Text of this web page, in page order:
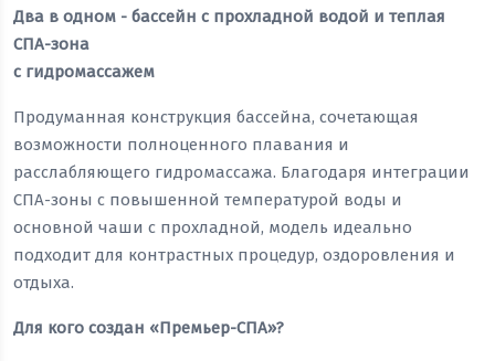
Два в одном - бассейн с прохладной водой и теплая
СПА-зона
с гидромассажем
Продуманная конструкция бассейна, сочетающая
возможности полноценного плавания и
расслабляющего гидромассажа. Благодаря интеграции
СПА-зоны с повышенной температурой воды и
основной чаши с прохладной, модель идеально
подходит для контрастных процедур, оздоровления и
отдыха.
Для кого создан «Премьер-СПА»?